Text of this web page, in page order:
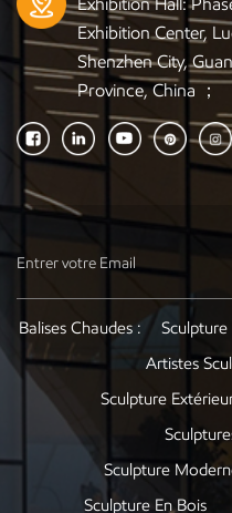
Exhibition Center,
Shenzhen City,
Province, China ；
Balises Chaudes :
Artistes
Sculpture
Sculpture
Sculpture En Bois